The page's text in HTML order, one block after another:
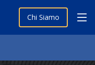
Chi Siamo